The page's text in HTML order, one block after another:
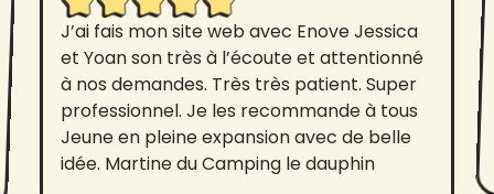
J’ai fais mon site web avec Enove Jessica
et Yoan son très à l’écoute et attentionné
à nos demandes. Très très patient. Super
professionnel. Je les recommande à tous
Jeune en pleine expansion avec de belle
idée. Martine du Camping le dauphin